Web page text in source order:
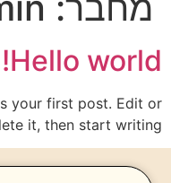
Hello world!
your first post. Edit or
it, then start writing!